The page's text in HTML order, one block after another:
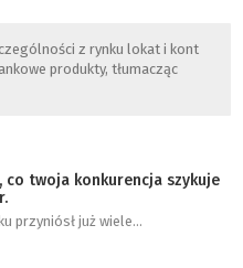
z rynku lokat i kont
produkty, tłumacząc
co twoja konkurencja szykuje
przyniósł już wiele…